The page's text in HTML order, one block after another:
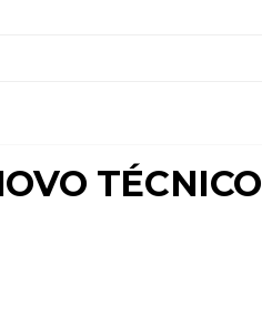
TÉCNICO